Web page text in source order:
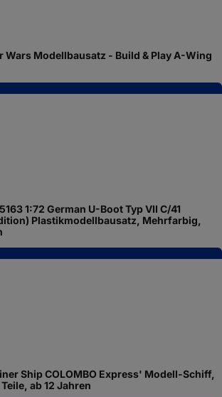
Wars Modellbausatz - Build & Play A-Wing
1:72 German U-Boot Typ VII C/41
Plastikmodellbausatz, Mehrfarbig,
Ship COLOMBO Express' Modell-Schiff,
ab 12 Jahren